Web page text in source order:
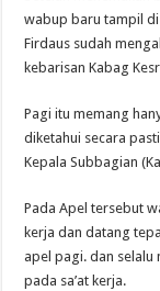
wabup baru tampil
Firdaus sudah
kebarisan Kabag
Pagi itu memang
diketahui secara
Kepala Subbagian
Pada Apel tersebut
kerja dan datang
apel pagi. dan selalu
pada sa’at kerja.